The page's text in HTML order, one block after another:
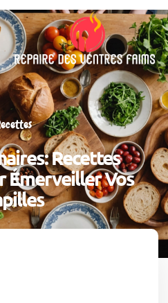
Recettes
Émerveiller Vos